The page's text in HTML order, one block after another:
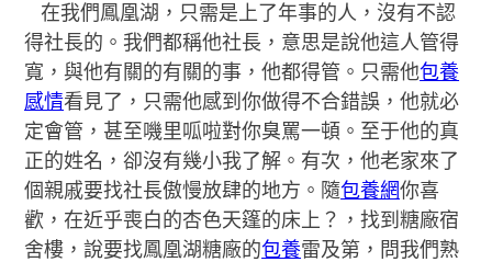
在我們鳳凰湖，只需是上了年事的人，沒有不認
得社長的。我們都稱他社長，意思是說他這人管得
寬，與他有關的有關的事，他都得管。只需他包養
感情看見了，只需他感到你做得不合錯誤，他就必
定會管，甚至嘰里呱啦對你臭罵一頓。至于他的真
正的姓名，卻沒有幾小我了解。有次，他老家來了
個親戚要找社長傲慢放肆的地方。隨包養網你喜
歡，在近乎喪白的杏色天篷的床上？，找到糖廠宿
舍樓，說要找鳳凰湖糖廠的包養雷及第，問我們熟